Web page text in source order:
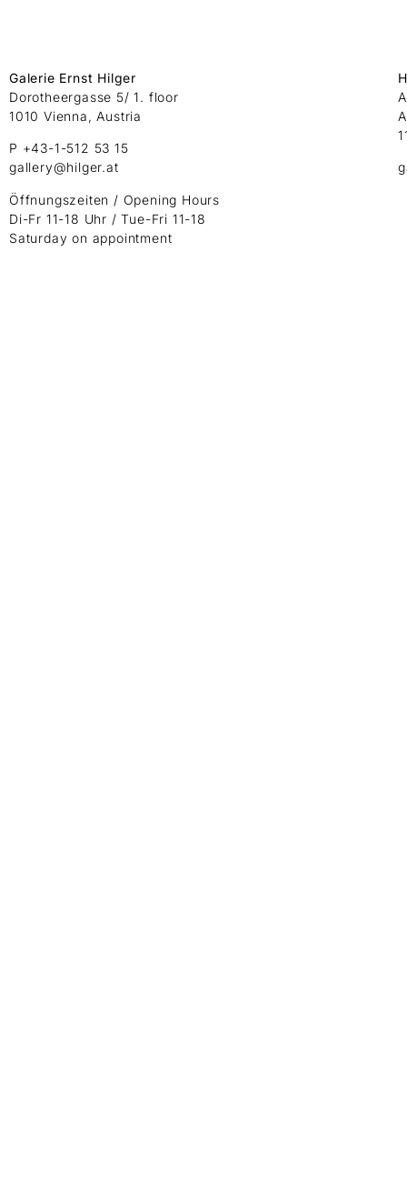
Galerie Ernst Hilger
Dorotheergasse 5/ 1. floor
1010 Vienna, Austria
P +43-1-512 53 15
gallery@hilger.at
Öffnungszeiten / Opening Hours
Di-Fr 11-18 Uhr / Tue-Fri 11-18
Saturday on appointment